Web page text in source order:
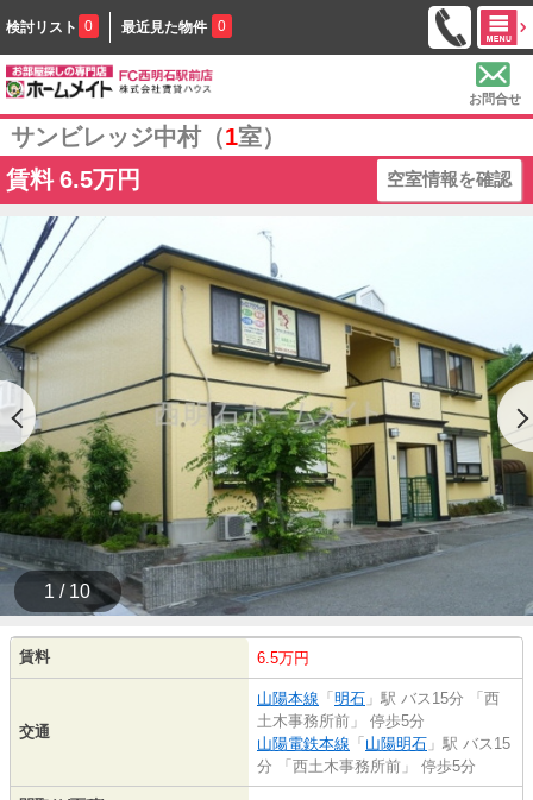
検討リスト 0 最近見た物件 0
お問合せ
サンビレッジ中村（1室）
賃料 6.5万円 空室情報を確認
1 / 10
賃料 6.5万円
交通
山陽本線 「 明石 」駅 バス15分 「西
土木事務所前」 停歩5分
山陽電鉄本線 「 山陽明石 」駅 バス15
分 「西土木事務所前」 停歩5分